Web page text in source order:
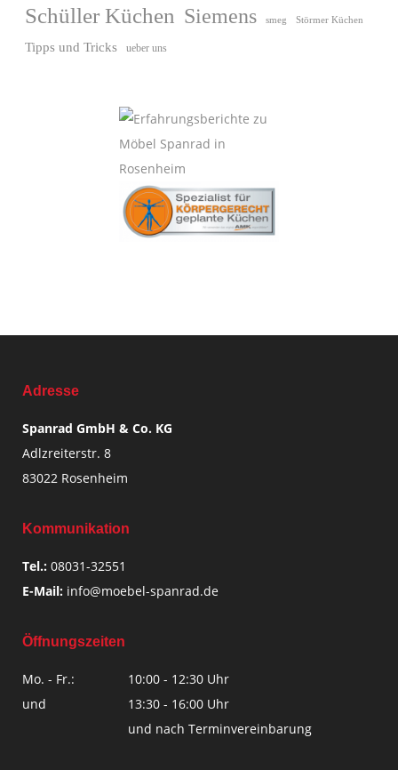
Schüller Küchen Siemens smeg Störmer Küchen
Tipps und Tricks ueber uns
Adresse
Spanrad GmbH & Co. KG
Adlzreiterstr. 8
83022 Rosenheim
Kommunikation
Tel.: 08031-32551
E-Mail: info@moebel-spanrad.de
Öffnungszeiten
Mo. - Fr.:
und
10:00 - 12:30 Uhr
13:30 - 16:00 Uhr
und nach Terminvereinbarung